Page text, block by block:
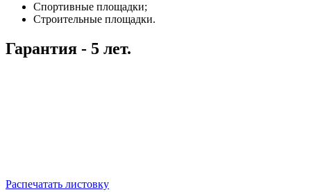
Спортивные площадки;
Строительные площадки.
Гарантия - 5 лет.
Распечатать листовку